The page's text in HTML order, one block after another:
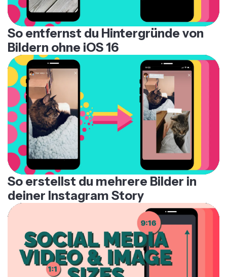
So entfernst du Hintergründe von
Bildern ohne iOS 16
So erstellst du mehrere Bilder in
deiner Instagram Story